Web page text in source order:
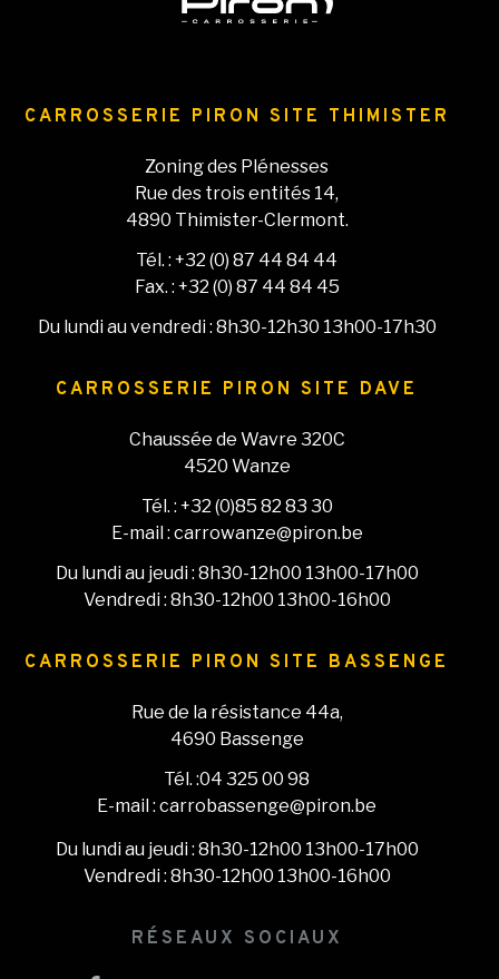
CARROSSERIE PIRON SITE THIMISTER
Zoning des Plénesses
Rue des trois entités 14,
4890 Thimister-Clermont.
Tél. : +32 (0) 87 44 84 44
Fax. : +32 (0) 87 44 84 45
Du lundi au vendredi : 8h30-12h30 13h00-17h30
CARROSSERIE PIRON SITE DAVE
Chaussée de Wavre 320C
4520 Wanze
Tél. : +32 (0)85 82 83 30
E-mail : carrowanze@piron.be
Du lundi au jeudi : 8h30-12h00 13h00-17h00
Vendredi : 8h30-12h00 13h00-16h00
CARROSSERIE PIRON SITE BASSENGE
Rue de la résistance 44a,
4690 Bassenge
Tél. :04 325 00 98
E-mail : carrobassenge@piron.be
Du lundi au jeudi : 8h30-12h00 13h00-17h00
Vendredi : 8h30-12h00 13h00-16h00
RÉSEAUX SOCIAUX